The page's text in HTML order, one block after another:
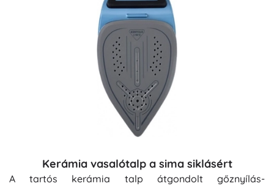
Kerámia vasalótalp a sima siklásért
A tartós kerámia talp átgondolt gőznyílás-